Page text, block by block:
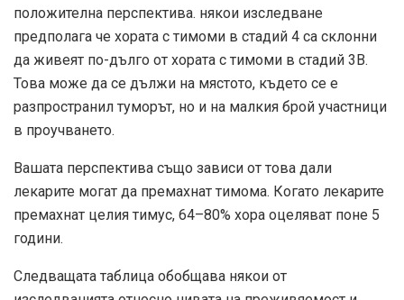
положителна перспектива. някои изследване
предполага че хората с тимоми в стадий 4 са склонни
да живеят по-дълго от хората с тимоми в стадий 3B.
Това може да се дължи на мястото, където се е
разпространил туморът, но и на малкия брой участници
в проучването.
Вашата перспектива също зависи от това дали
лекарите могат да премахнат тимома. Когато лекарите
премахнат целия тимус, 64–80% хора оцеляват поне 5
години.
Следващата таблица обобщава някои от